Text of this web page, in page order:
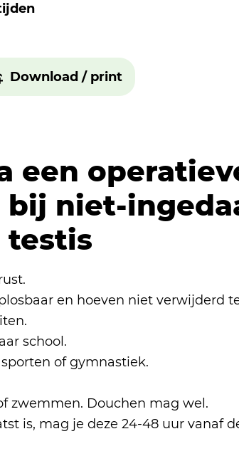
Download / print
een
niet-
testis
en hoeven niet verwijderd
school.
of gymnastiek.
zwemmen. Douchen mag wel.
is, mag je deze 24-48 uur vanaf